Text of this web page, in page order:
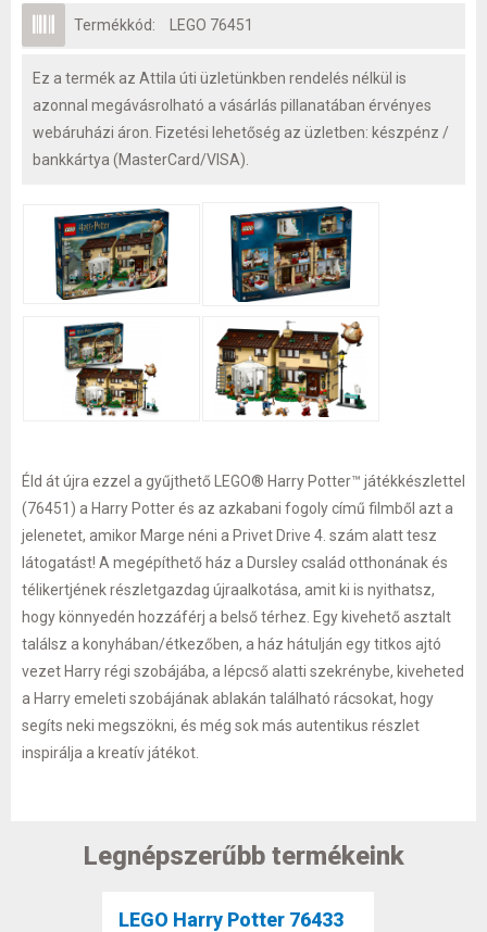
Termékkód: LEGO 76451
Ez a termék az Attila úti üzletünkben rendelés nélkül is
azonnal megávásrolható a vásárlás pillanatában érvényes
webáruházi áron. Fizetési lehetőség az üzletben: készpénz /
bankkártya (MasterCard/VISA).
Éld át újra ezzel a gyűjthető LEGO® Harry Potter™ játékkészlettel
(76451) a Harry Potter és az azkabani fogoly című filmből azt a
jelenetet, amikor Marge néni a Privet Drive 4. szám alatt tesz
látogatást! A megépíthető ház a Dursley család otthonának és
télikertjének részletgazdag újraalkotása, amit ki is nyithatsz,
hogy könnyedén hozzáférj a belső térhez. Egy kivehető asztalt
találsz a konyhában/étkezőben, a ház hátulján egy titkos ajtó
vezet Harry régi szobájába, a lépcső alatti szekrénybe, kiveheted
a Harry emeleti szobájának ablakán található rácsokat, hogy
segíts neki megszökni, és még sok más autentikus részlet
inspirálja a kreatív játékot.
Legnépszerűbb termékeink
LEGO Harry Potter 76433